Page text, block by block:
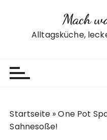
Mach
Alltagsküche,
Startseite »One Pot
Sahnesoße!